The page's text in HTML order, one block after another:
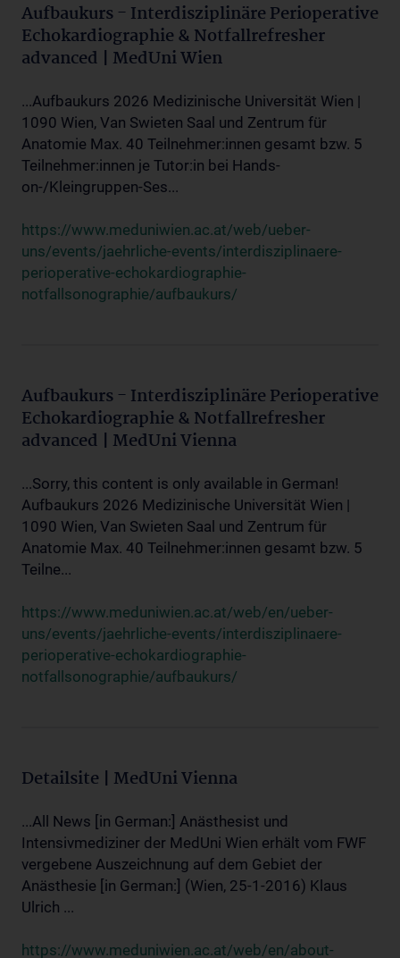
Aufbaukurs - Interdisziplinäre Perioperative
Echokardiographie & Notfallrefresher
advanced | MedUni Wien
...Aufbaukurs 2026 Medizinische Universität Wien |
1090 Wien, Van Swieten Saal und Zentrum für
Anatomie Max. 40 Teilnehmer:innen gesamt bzw. 5
Teilnehmer:innen je Tutor:in bei Hands-
on-/Kleingruppen-Ses...
https://www.meduniwien.ac.at/web/ueber-
uns/events/jaehrliche-events/interdisziplinaere-
perioperative-echokardiographie-
notfallsonographie/aufbaukurs/
Aufbaukurs - Interdisziplinäre Perioperative
Echokardiographie & Notfallrefresher
advanced | MedUni Vienna
...Sorry, this content is only available in German!
Aufbaukurs 2026 Medizinische Universität Wien |
1090 Wien, Van Swieten Saal und Zentrum für
Anatomie Max. 40 Teilnehmer:innen gesamt bzw. 5
Teilne...
https://www.meduniwien.ac.at/web/en/ueber-
uns/events/jaehrliche-events/interdisziplinaere-
perioperative-echokardiographie-
notfallsonographie/aufbaukurs/
Detailsite | MedUni Vienna
...All News [in German:] Anästhesist und
Intensivmediziner der MedUni Wien erhält vom FWF
vergebene Auszeichnung auf dem Gebiet der
Anästhesie [in German:] (Wien, 25-1-2016) Klaus
Ulrich ...
https://www.meduniwien.ac.at/web/en/about-